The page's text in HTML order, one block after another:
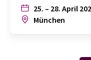
25. – 28. April
München